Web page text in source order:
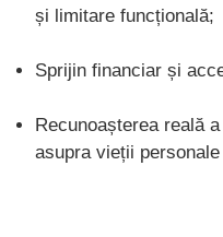
și limitare funcțională;
Sprijin financiar și
Recunoașterea reală
asupra vieții